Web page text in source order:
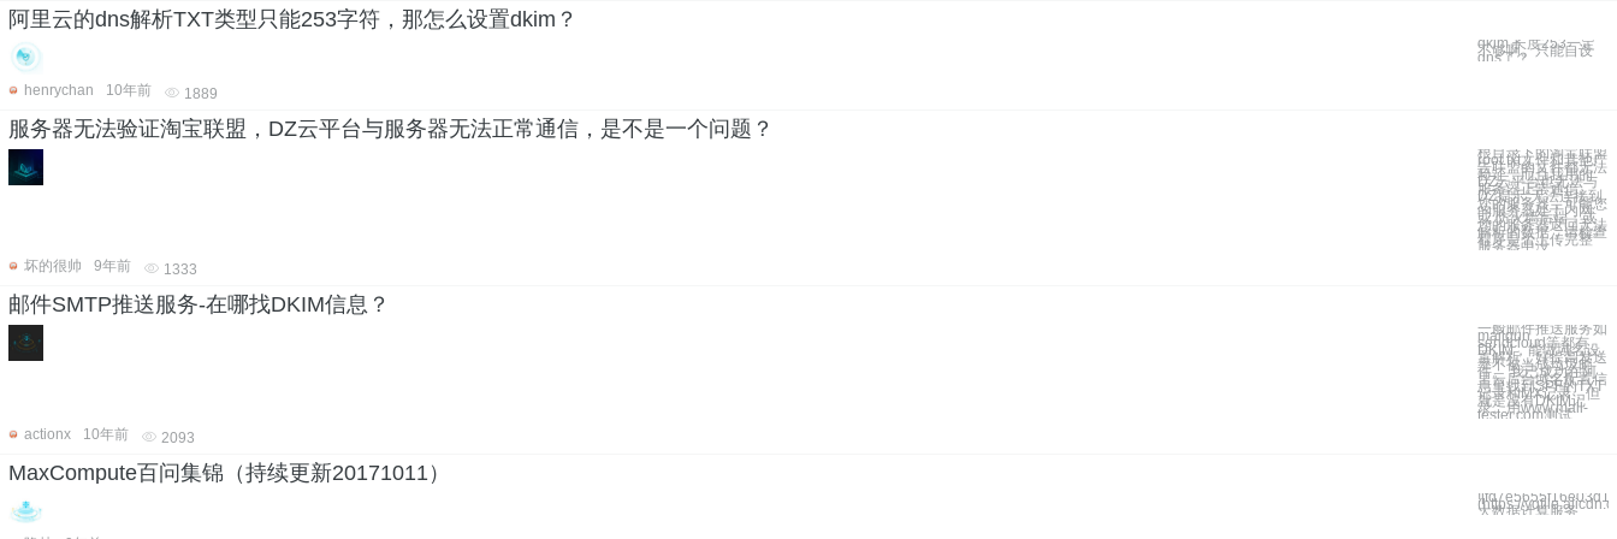
阿里云的dns解析TXT类型只能253字符，那怎么设置dkim？
dkim 长度253一定
不够啊。只能自设
dns了？
henrychan
10年前 1889
服务器无法验证淘宝联盟，DZ云平台与服务器无法正常通信，是不是一个问题？
根目录下的淘宝联盟
root.txt文件和其他广
告联盟的文件都无法
验证，而且我用的
DZ云平台也无法与
服务器正常通信。
DZ提示“无法连接到
您的服务器，可能您
的服务器处于内网
或 防火墙后端；或
您的服务器返回无法
解析的数据，请检查
程序是否上传完整”
服务器中没
坏的很帅
9年前 1333
邮件SMTP推送服务-在哪找DKIM信息？
一般邮件推送服务如
mailgun，
sendcloud等都有
DKIM，能做域名设
置解析，好提高发送
率不被当成垃圾邮
件。 我已成功在阿
里云后台域名配置信
息里找到SPF的TXT
记录和MX记录，但
就是没有DKIM记
录。用www.mail-
tester.com测试
actionx
10年前 2093
MaxCompute百问集锦（持续更新20171011）
(https://
大数据计算服务